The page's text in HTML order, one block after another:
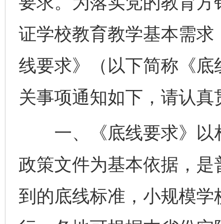
证学校教育教学基本需
线要求》（以下简称《
关事项通知如下，请认真
一、《底线要求》以
政策文件为基本依据，
到的底线标准，小规模